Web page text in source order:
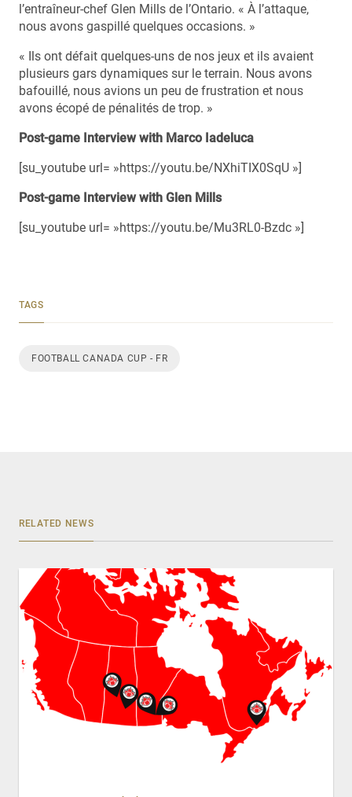
l’entraîneur-chef Glen Mills de l’Ontario. « À l’attaque,
nous avons gaspillé quelques occasions. »
« Ils ont défait quelques-uns de nos jeux et ils avaient
plusieurs gars dynamiques sur le terrain. Nous avons
bafouillé, nous avions un peu de frustration et nous
avons écopé de pénalités de trop. »
Post-game Interview with Marco Iadeluca
[su_youtube url= »https://youtu.be/NXhiTIX0SqU »]
Post-game Interview with Glen Mills
[su_youtube url= »https://youtu.be/Mu3RL0-Bzdc »]
TAGS
FOOTBALL CANADA CUP - FR
RELATED NEWS